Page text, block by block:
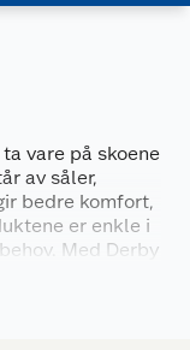
vare på skoene
av såler,
bedre komfort,
er enkle i
Med Derby
lettere å holde
å bruke – både